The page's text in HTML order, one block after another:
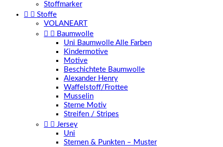
Stoffmarker
  Stoffe
VOLANEART
  Baumwolle
Uni Baumwolle Alle Farben
Kindermotive
Motive
Beschichtete Baumwolle
Alexander Henry
Waffelstoff/Frottee
Musselin
Sterne Motiv
Streifen / Stripes
  Jersey
Uni
Sternen & Punkten – Muster